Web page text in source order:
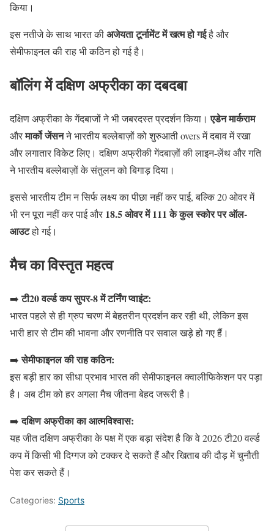
किया।
इस नतीजे के साथ भारत कीअजेयता टूर्नामेंट में खत्म हो गईहै और
सेमीफाइनल की राह भी कठिन हो गई है।
बॉलिंग में दक्षिण अफ्रीका का दबदबा
दक्षिण अफ्रीका के गेंदबाजों ने भी जबरदस्त प्रदर्शन किया।एडेन मार्कराम
औरमार्को जेंसनने भारतीय बल्लेबाज़ों को शुरुआती overs में दबाव में रखा
और लगातार विकेट लिए। दक्षिण अफ्रीकी गेंदबाज़ों की लाइन-लेंथ और गति
ने भारतीय बल्लेबाज़ों के संतुलन को बिगाड़ दिया।
इससे भारतीय टीम न सिर्फ लक्ष्य का पीछा नहीं कर पाई, बल्कि 20 ओवर में
भी रन पूरा नहीं कर पाई और 18.5 ओवर में 111 के कुल स्कोर पर ऑल-
आउटहो गई।
मैच का विस्तृत महत्व
➡️टी20 वर्ल्ड कप सुपर-8 में टर्निंग प्वाइंट:
भारत पहले से ही ग्रुप चरण में बेहतरीन प्रदर्शन कर रही थी, लेकिन इस
भारी हार से टीम की भावना और रणनीति पर सवाल खड़े हो गए हैं।
➡️सेमीफाइनल की राह कठिन:
इस बड़ी हार का सीधा प्रभाव भारत की सेमीफाइनल क्वालीफिकेशन पर पड़ा
है। अब टीम को हर अगला मैच जीतना बेहद जरूरी है।
➡️दक्षिण अफ्रीका का आत्मविश्वास:
यह जीत दक्षिण अफ्रीका के पक्ष में एक बड़ा संदेश है कि वे 2026 टी20 वर्ल्ड
कप में किसी भी दिग्गज को टक्कर दे सकते हैं और खिताब की दौड़ में चुनौती
पेश कर सकते हैं।
Categories: Sports